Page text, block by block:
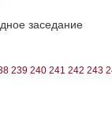
заседание
239 240 241 242 243